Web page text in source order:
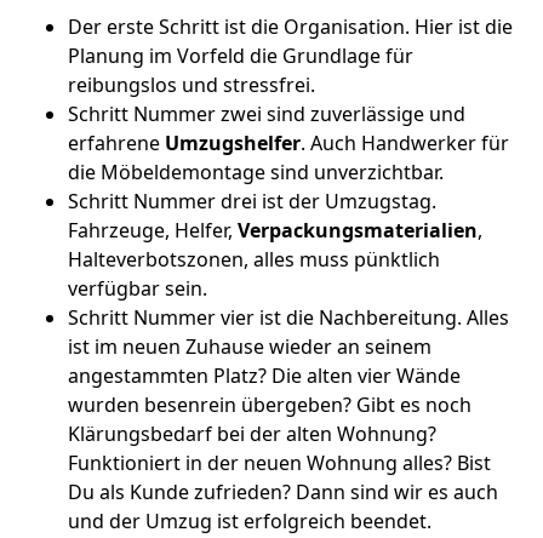
Der erste Schritt ist die Organisation. Hier ist die
Planung im Vorfeld die Grundlage für
reibungslos und stressfrei.
Schritt Nummer zwei sind zuverlässige und
erfahrene Umzugshelfer. Auch Handwerker für
die Möbeldemontage sind unverzichtbar.
Schritt Nummer drei ist der Umzugstag.
Fahrzeuge, Helfer, Verpackungsmaterialien,
Halteverbotszonen, alles muss pünktlich
verfügbar sein.
Schritt Nummer vier ist die Nachbereitung. Alles
ist im neuen Zuhause wieder an seinem
angestammten Platz? Die alten vier Wände
wurden besenrein übergeben? Gibt es noch
Klärungsbedarf bei der alten Wohnung?
Funktioniert in der neuen Wohnung alles? Bist
Du als Kunde zufrieden? Dann sind wir es auch
und der Umzug ist erfolgreich beendet.